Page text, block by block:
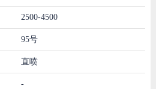
2500-4500
95号
直喷
-